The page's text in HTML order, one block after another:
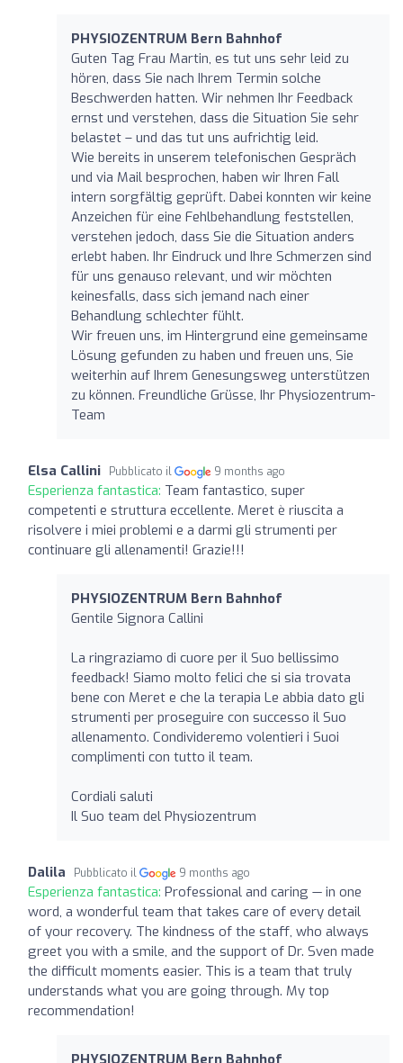
PHYSIOZENTRUM Bern Bahnhof
Guten Tag Frau Martin, es tut uns sehr leid zu
hören, dass Sie nach Ihrem Termin solche
Beschwerden hatten. Wir nehmen Ihr Feedback
ernst und verstehen, dass die Situation Sie sehr
belastet – und das tut uns aufrichtig leid.
Wie bereits in unserem telefonischen Gespräch
und via Mail besprochen, haben wir Ihren Fall
intern sorgfältig geprüft. Dabei konnten wir keine
Anzeichen für eine Fehlbehandlung feststellen,
verstehen jedoch, dass Sie die Situation anders
erlebt haben. Ihr Eindruck und Ihre Schmerzen sind
für uns genauso relevant, und wir möchten
keinesfalls, dass sich jemand nach einer
Behandlung schlechter fühlt.
Wir freuen uns, im Hintergrund eine gemeinsame
Lösung gefunden zu haben und freuen uns, Sie
weiterhin auf Ihrem Genesungsweg unterstützen
zu können. Freundliche Grüsse, Ihr Physiozentrum-
Team
Elsa Callini Pubblicato il 9 months ago
Esperienza fantastica: Team fantastico, super
competenti e struttura eccellente. Meret è riuscita a
risolvere i miei problemi e a darmi gli strumenti per
continuare gli allenamenti! Grazie!!!
PHYSIOZENTRUM Bern Bahnhof
Gentile Signora Callini
La ringraziamo di cuore per il Suo bellissimo
feedback! Siamo molto felici che si sia trovata
bene con Meret e che la terapia Le abbia dato gli
strumenti per proseguire con successo il Suo
allenamento. Condivideremo volentieri i Suoi
complimenti con tutto il team.
Cordiali saluti
Il Suo team del Physiozentrum
Dalila Pubblicato il 9 months ago
Esperienza fantastica: Professional and caring — in one
word, a wonderful team that takes care of every detail
of your recovery. The kindness of the staff, who always
greet you with a smile, and the support of Dr. Sven made
the difficult moments easier. This is a team that truly
understands what you are going through. My top
recommendation!
PHYSIOZENTRUM Bern Bahnhof